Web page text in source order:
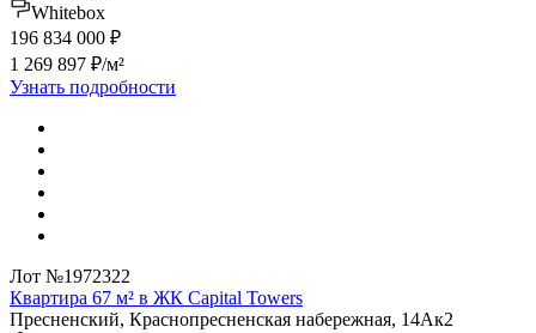
Whitebox
196 834 000 ₽
1 269 897 ₽/м²
Узнать подробности
Лот №1972322
Квартира 67 м² в ЖК Capital Towers
Пресненский, Краснопресненская набережная, 14Ак2